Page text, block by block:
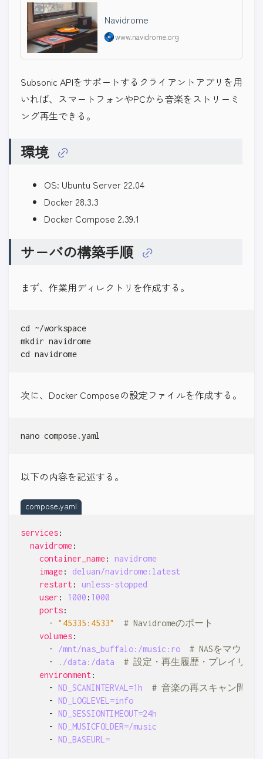
Navidrome
www.navidrome.org
Subsonic APIをサポートするクライアントアプリを用
いれば、スマートフォンやPCから音楽をストリーミ
ング再生できる。
環境
OS: Ubuntu Server 22.04
Docker 28.3.3
Docker Compose 2.39.1
サーバの構築手順
まず、作業用ディレクトリを作成する。
cd
cd navidrome
次に、Docker Composeの設定ファイルを作成する。
nano compose.yaml
以下の内容を記述する。
compose.yaml
services:
navidrome:
container_name:
navidrome
image:
deluan/navidrome:latest
restart:
unless-stopped
user : 1000 : 1000
ports:
- "45335:4533"
# Navidromeのポート
volumes:
- /mnt/nas_buffalo:/music:ro
# NASをマウン
-
./data:/data
# 設定・再生履歴・プレイリス
environment:
- ND_SCANINTERVAL=1h
# 音楽の再スキャン間隔
- ND_LOGLEVEL=info
- ND_SESSIONTIMEOUT=24h
- ND_MUSICFOLDER=/music
- ND_BASEURL=